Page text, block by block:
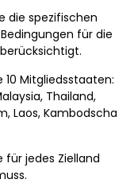
die spezifischen
für die
10 Mitgliedsstaaten:
Thailand,
Laos, Kambodscha
für jedes Zielland